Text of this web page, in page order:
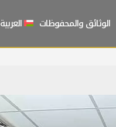
الوثائق والمحفوظات العربية